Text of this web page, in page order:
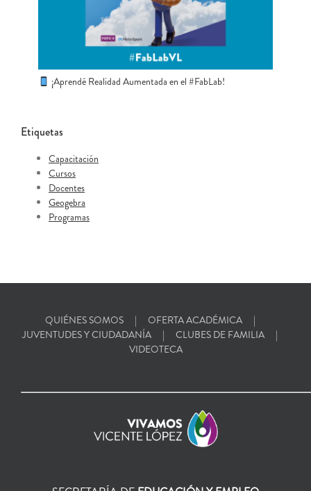
¡Aprendé Realidad Aumentada en el #FabLab!
Etiquetas
Capacitación
Cursos
Docentes
Geogebra
Programas
QUIÉNES SOMOS
OFERTA ACADÉMICA
JUVENTUDES Y CIUDADANÍA
CLUBES DE FAMILIA
VIDEOTECA